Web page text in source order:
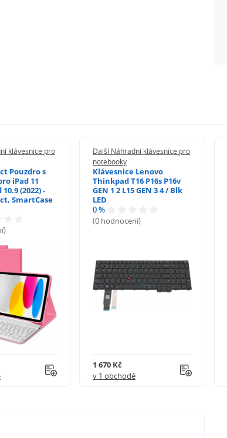
klávesnice pro
Pouzdro s
iPad 11
(2022) -
SmartCase
Další Náhradní klávesnice pro
notebooky
Klávesnice Lenovo
Thinkpad T16 P16s P16v
GEN 1 2 L15 GEN 3 4 / Blk
LED
0 %
(0 hodnocení)
1 670 Kč
v 1 obchodě